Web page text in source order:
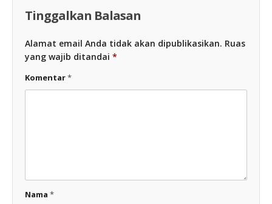
Tinggalkan Balasan
Alamat email Anda tidak akan dipublikasikan. Ruas
yang wajib ditandai *
Komentar*
Nama *